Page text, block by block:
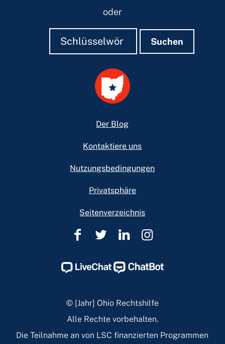
oder
Suchen
Suchen Suchen
Der Blog
Kontaktiere uns
Nutzungsbedingungen
Privatsphäre
Seitenverzeichnis
Rechtshilfe
Ohio
Page
Rechtshilfe
Ohio
Page
Rechtshilfe
Ohio
Page
Rechtshilfe
Ohio
Page
© [Jahr] Ohio Rechtshilfe
Alle Rechte vorbehalten.
Die Teilnahme an von LSC finanzierten Programmen